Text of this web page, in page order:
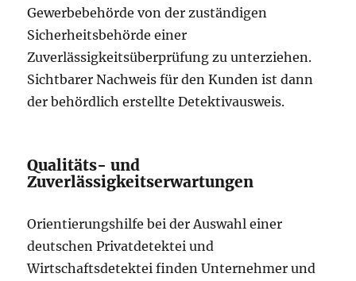
Gewerbebehörde von der zuständigen
Sicherheitsbehörde einer
Zuverlässigkeitsüberprüfung zu unterziehen.
Sichtbarer Nachweis für den Kunden ist dann
der behördlich erstellte Detektivausweis.
Qualitäts- und
Zuverlässigkeitserwartungen
Orientierungshilfe bei der Auswahl einer
deutschen Privatdetektei und
Wirtschaftsdetektei finden Unternehmer und